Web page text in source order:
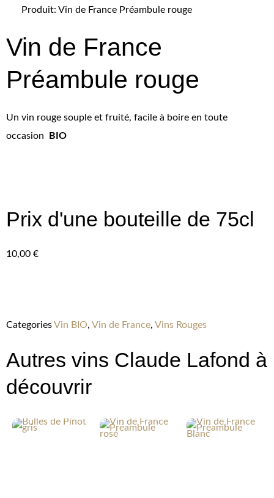
Produit: Vin de France Préambule rouge
Vin de France
Préambule rouge
Un vin rouge souple et fruité, facile à boire en toute
occasion
BIO
Prix d'une bouteille de 75cl
10,00 €
CategoriesVin BIO, Vin de France, Vins Rouges
Autres vins Claude Lafond à
découvrir